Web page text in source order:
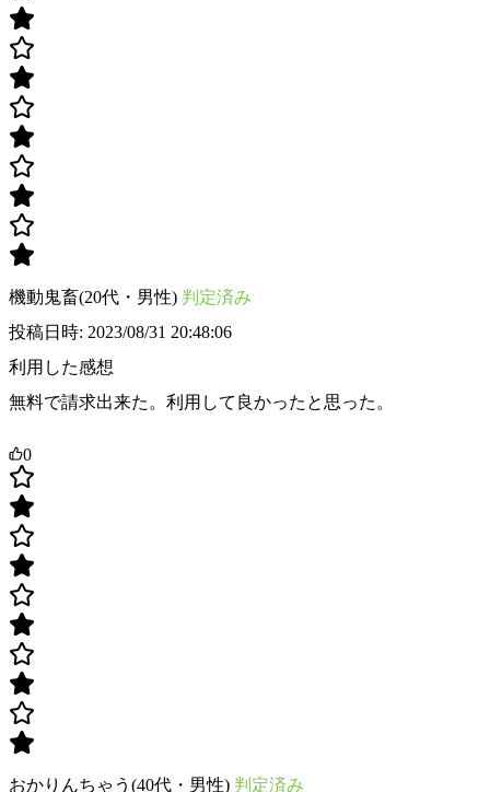
機動鬼畜(20代・男性) 判定済み
投稿日時: 2023/08/31 20:48:06
利用した感想
無料で請求出来た。利用して良かったと思った。
0
おかりんちゃう(40代・男性) 判定済み